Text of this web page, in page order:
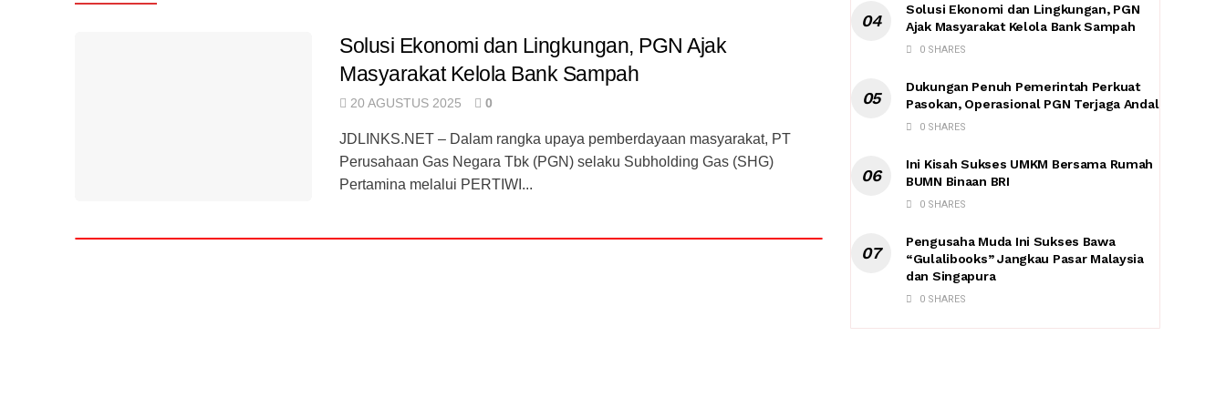
Solusi Ekonomi dan Lingkungan, PGN Ajak
Masyarakat Kelola Bank Sampah
20 AGUSTUS 2025 0
JDLINKS.NET – Dalam rangka upaya pemberdayaan masyarakat, PT
Perusahaan Gas Negara Tbk (PGN) selaku Subholding Gas (SHG)
Pertamina melalui PERTIWI...
Solusi Ekonomi dan Lingkungan, PGN
Ajak Masyarakat Kelola Bank Sampah
0 SHARES
Dukungan Penuh Pemerintah Perkuat
Pasokan, Operasional PGN Terjaga Andal
0 SHARES
Ini Kisah Sukses UMKM Bersama Rumah
BUMN Binaan BRI
0 SHARES
Pengusaha Muda Ini Sukses Bawa
“Gulalibooks” Jangkau Pasar Malaysia
dan Singapura
0 SHARES